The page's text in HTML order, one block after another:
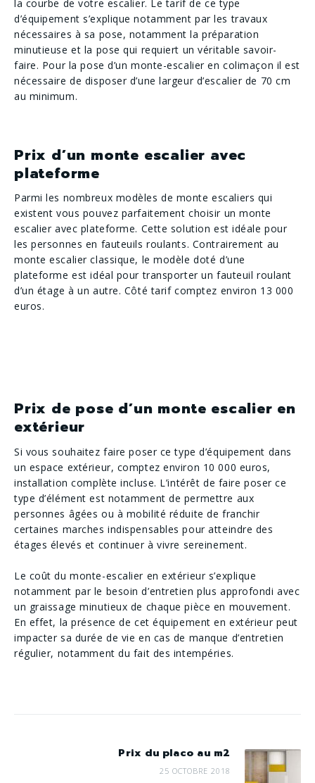
la courbe de votre escalier. Le tarif de ce type
d’équipement s’explique notamment par les travaux
nécessaires à sa pose, notamment la préparation
minutieuse et la pose qui requiert un véritable savoir-
faire. Pour la pose d’un monte-escalier en colimaçon il est
nécessaire de disposer d’une largeur d’escalier de 70 cm
au minimum.
Prix d’un monte escalier avec
plateforme
Parmi les nombreux modèles de monte escaliers qui
existent vous pouvez parfaitement choisir un monte
escalier avec plateforme. Cette solution est idéale pour
les personnes en fauteuils roulants. Contrairement au
monte escalier classique, le modèle doté d’une
plateforme est idéal pour transporter un fauteuil roulant
d’un étage à un autre. Côté tarif comptez environ 13 000
euros.
Prix de pose d’un monte escalier en
extérieur
Si vous souhaitez faire poser ce type d’équipement dans
un espace extérieur, comptez environ 10 000 euros,
installation complète incluse. L’intérêt de faire poser ce
type d’élément est notamment de permettre aux
personnes âgées ou à mobilité réduite de franchir
certaines marches indispensables pour atteindre des
étages élevés et continuer à vivre sereinement.
Le coût du monte-escalier en extérieur s’explique
notamment par le besoin d’entretien plus approfondi avec
un graissage minutieux de chaque pièce en mouvement.
En effet, la présence de cet équipement en extérieur peut
impacter sa durée de vie en cas de manque d’entretien
régulier, notamment du fait des intempéries.
Prix du placo au m2
25 OCTOBRE 2018